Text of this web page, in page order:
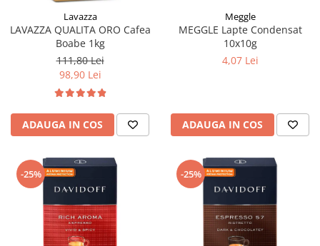
Lavazza
LAVAZZA QUALITA ORO Cafea
Boabe 1kg
111,80 Lei
98,90 Lei
ADAUGA IN COS
Meggle
MEGGLE Lapte Condensat
10x10g
4,07 Lei
ADAUGA IN COS
-25% -25%